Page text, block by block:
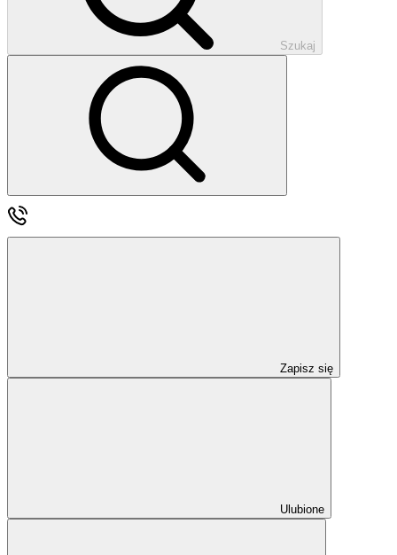
Szukaj
Zapisz się
Ulubione